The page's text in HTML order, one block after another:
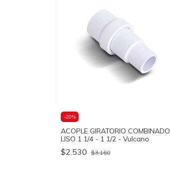
-20%
ACOPLE GIRATORIO COMBINADO
LISO 1 1/4 - 1 1/2 - Vulcano
$2.530 $3.160